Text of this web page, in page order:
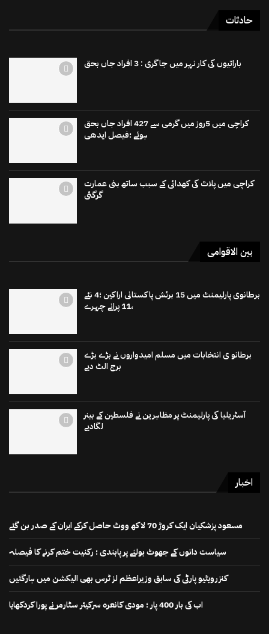
حادثات
باراتیوں کی کار نہر میں جاگری : 3 افراد جاں بحق
کراچی میں 5روز میں گرمی سے 427 افراد جاں بحق
ہوئے ؛فیصل ایدھی
کراچی میں پلاٹ کی کھدائی کے سبب ساتھ بنی عمارت
گرگئی
بین الاقوامی
برطانوی پارلیمنٹ میں 15 برٹش پاکستانی اراکین ؛4 نئے
،11 پرانے چہرے
برطانو ی انتخابات میں مسلم امیدواروں نے بڑے بڑے
برج الٹ دیے
آسٹریلیا کی پارلیمنٹ پر مظاہرین نے فلسطین کے بینر
لگادیے
اخبار
مسعود پزشکیان ایک کروڑ 70 لاکھ ووٹ حاصل کرکے ایران کے صدر بن گئے
سیاست دانوں کے جھوٹ بولنے پر پابندی ؛ رکنیت ختم کرنے کا فیصلہ
کنزرویٹیو پارٹی کی سابق وزیراعظم لز ٹرس بھی الیکشن میں ہارگئیں
اب کی بار 400 پار ؛ مودی کانعرہ سرکیئر سٹارمر نے پورا کردکھایا